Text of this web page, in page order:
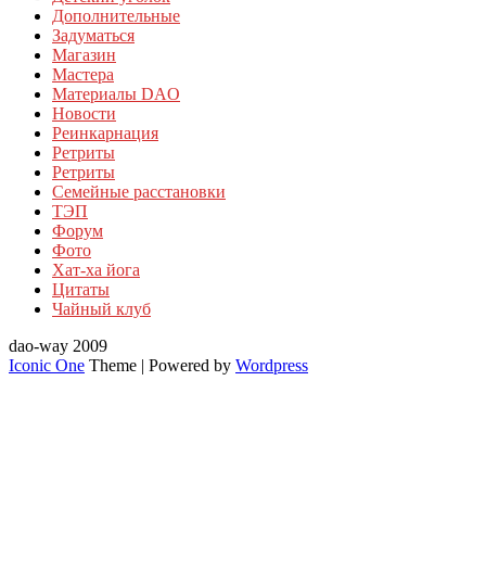
Дополнительные
Задуматься
Магазин
Мастера
Материалы DAO
Новости
Реинкарнация
Ретриты
Ретриты
Семейные расстановки
ТЭП
Форум
Фото
Хат-ха йога
Цитаты
Чайный клуб
dao-way 2009
Iconic One Theme | Powered by Wordpress